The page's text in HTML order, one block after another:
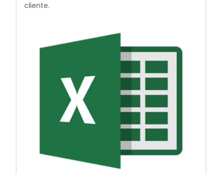
cliente.